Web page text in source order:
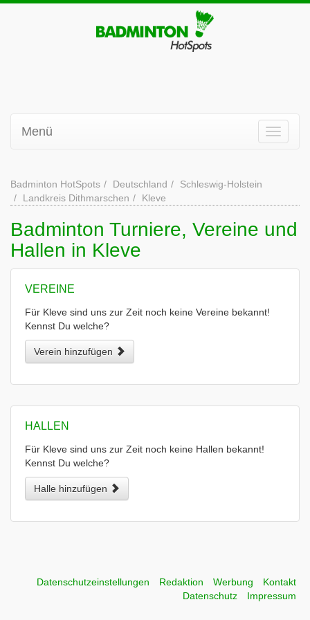
Menü
Badminton HotSpots Deutschland
Schleswig-Holstein
Landkreis Dithmarschen
Kleve
Badminton Turniere, Vereine und
Hallen in Kleve
VEREINE
Für Kleve sind uns zur Zeit noch keine Vereine bekannt!
Kennst Du welche?
Verein hinzufügen
HALLEN
Für Kleve sind uns zur Zeit noch keine Hallen bekannt!
Kennst Du welche?
Halle hinzufügen
Datenschutzeinstellungen Redaktion Werbung
Kontakt
Datenschutz
Impressum